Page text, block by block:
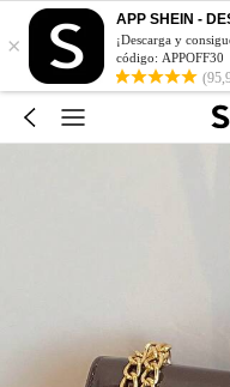
×
APP SHEIN -
¡Descarga y
código: APPOFF30